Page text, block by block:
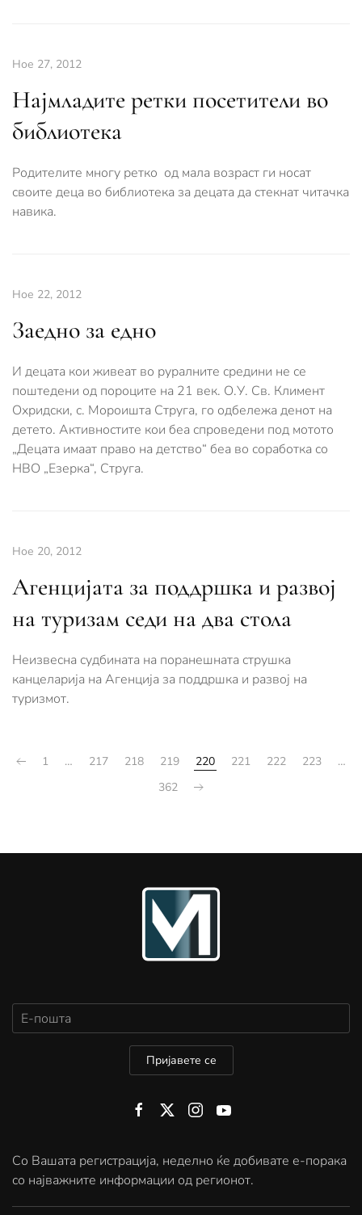
Ное 27, 2012
Најмладите ретки посетители во
библиотека
Родителите многу ретко од мала возраст ги носат
своите деца во библиотека за децата да стекнат читачка
навика.
Ное 22, 2012
Заедно за едно
И децата кои живеат во руралните средини не се
поштедени од пороците на 21 век. О.У. Св. Климент
Охридски, с. Мороишта Струга, го одбележа денот на
детето. Активностите кои беа спроведени под мотото
„Децата имаат право на детство“ беа во соработка со
НВО „Езерка“, Струга.
Ное 20, 2012
Агенцијата за поддршка и развој
на туризам седи на два стола
Неизвесна судбината на поранешната струшка
канцеларија на Агенција за поддршка и развој на
туризмот.
1 … 217 218 219 220 221 222 223
…
362
Пријавете се
Со Вашата регистрација, неделно ќе добивате е-порака
со најважните информации од регионот.